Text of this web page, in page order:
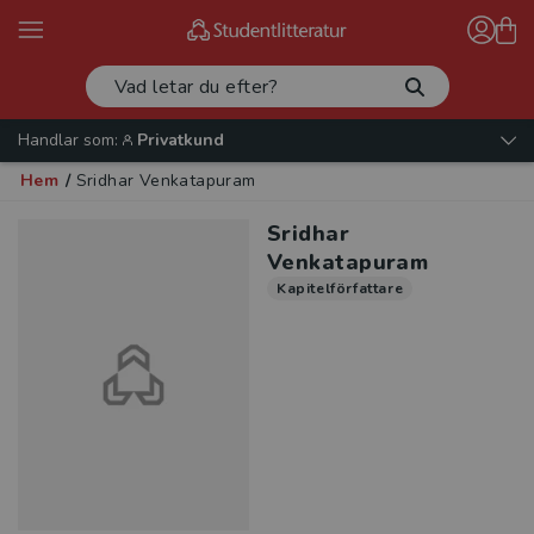
Handlar som:
Privatkund
Hem / Sridhar Venkatapuram
Sridhar
Venkatapuram
Kapitelförfattare